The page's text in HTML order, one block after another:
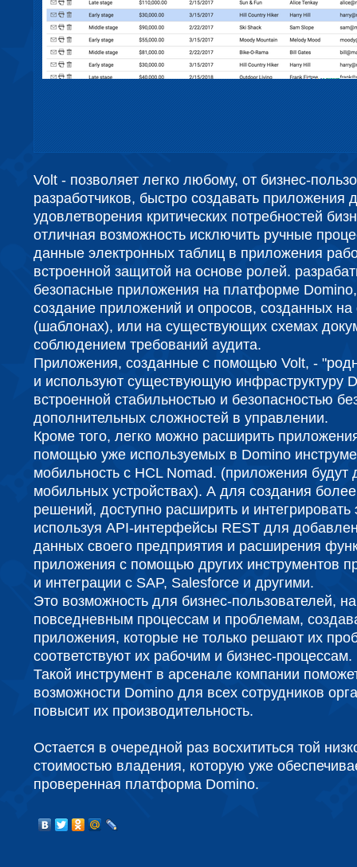
Volt - позволяет легко любому, от бизнес-
разработчиков, быстро создавать приложения
удовлетворения критических потребностей
отличная возможность исключить ручные
данные электронных таблиц в приложения
встроенной защитой на основе ролей.
безопасные приложения на платформе
создание приложений и опросов, созданных
(шаблонах), или на существующих схемах
соблюдением требований аудита.
Приложения, созданные с помощью Volt, -
и используют существующую инфраструктуру
встроенной стабильностью и безопасностью
дополнительных сложностей в управлении.
Кроме того, легко можно расширить
помощью уже используемых в Domino
мобильность с HCL Nomad. (приложения будут
мобильных устройствах). А для создания
решений, доступно расширить и
используя API-интерфейсы REST для
данных своего предприятия и расширения
приложения с помощью других инструментов
и интеграции с SAP, Salesforce и другими.
Это возможность для бизнес-пользователей,
повседневным процессам и проблемам,
приложения, которые не только решают их
соответствуют их рабочим и бизнес-процессам.
Такой инструмент в арсенале компании
возможности Domino для всех сотрудников
повысит их производительность.
Остается в очередной раз восхититься той
стоимостью владения, которую уже
проверенная платформа Domino.